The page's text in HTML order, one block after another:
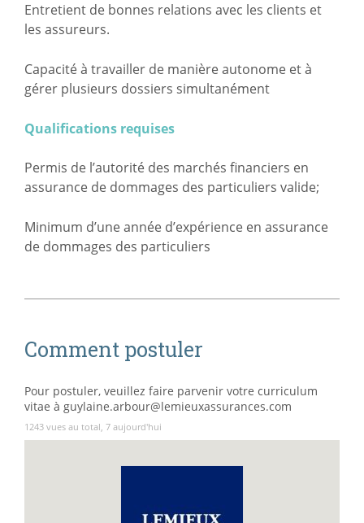
Entretient de bonnes relations avec les clients et
les assureurs.
Capacité à travailler de manière autonome et à
gérer plusieurs dossiers simultanément
Qualifications requises
Permis de l’autorité des marchés financiers en
assurance de dommages des particuliers valide;
Minimum d’une année d’expérience en assurance
de dommages des particuliers
Comment postuler
Pour postuler, veuillez faire parvenir votre curriculum
vitae à guylaine.arbour@lemieuxassurances.com
1243 vues au total, 7 aujourd'hui